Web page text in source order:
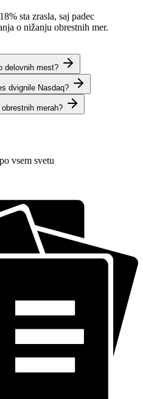
sta zrasla, saj padec
o nižanju obrestnih mer.
delovnih mest?
dvignile Nasdaq?
merah?
vsem svetu